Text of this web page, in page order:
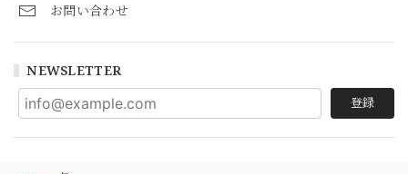
お問い合わせ
NEWSLETTER
登録